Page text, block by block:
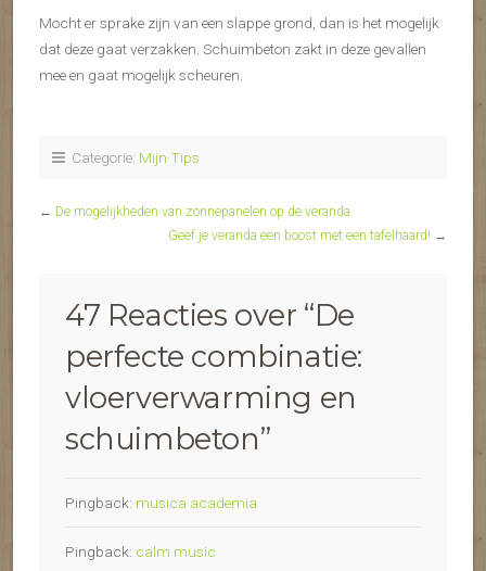
Mocht er sprake zijn van een slappe grond, dan is het mogelijk
dat deze gaat verzakken. Schuimbeton zakt in deze gevallen
mee en gaat mogelijk scheuren.
Categorie: Mijn Tips
← De mogelijkheden van zonnepanelen op de veranda
Geef je veranda een boost met een tafelhaard! →
47 Reacties over “De
perfecte combinatie:
vloerverwarming en
schuimbeton”
Pingback: musica academia
Pingback: calm music